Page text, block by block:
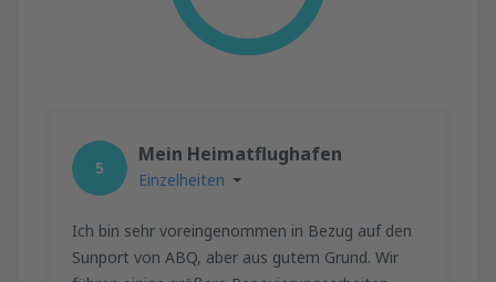
5
Mein Heimatflughafen
Einzelheiten
Ich bin sehr voreingenommen in Bezug auf den
Sunport von ABQ, aber aus gutem Grund. Wir